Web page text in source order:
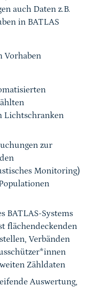
auch Daten z.B.
in BATLAS
Vorhaben
Lichtschranken
zur
Monitoring)
BATLAS-Systems
flächendeckenden
Verbänden
Zähldaten
Auswertung,